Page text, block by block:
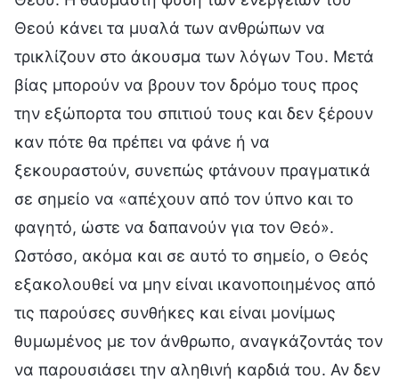
Θεού κάνει τα μυαλά των ανθρώπων να
τρικλίζουν στο άκουσμα των λόγων Του. Μετά
βίας μπορούν να βρουν τον δρόμο τους προς
την εξώπορτα του σπιτιού τους και δεν ξέρουν
καν πότε θα πρέπει να φάνε ή να
ξεκουραστούν, συνεπώς φτάνουν πραγματικά
σε σημείο να «απέχουν από τον ύπνο και το
φαγητό, ώστε να δαπανούν για τον Θεό».
Ωστόσο, ακόμα και σε αυτό το σημείο, ο Θεός
εξακολουθεί να μην είναι ικανοποιημένος από
τις παρούσες συνθήκες και είναι μονίμως
θυμωμένος με τον άνθρωπο, αναγκάζοντάς τον
να παρουσιάσει την αληθινή καρδιά του. Αν δεν